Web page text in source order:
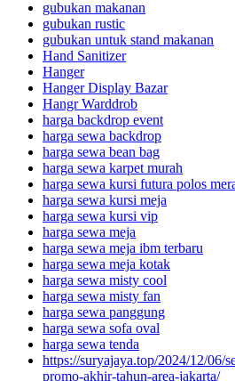
gubukan makanan
gubukan rustic
gubukan untuk stand makanan
Hand Sanitizer
Hanger
Hanger Display Bazar
Hangr Warddrob
harga backdrop event
harga sewa backdrop
harga sewa bean bag
harga sewa karpet murah
harga sewa kursi futura polos
harga sewa kursi meja
harga sewa kursi vip
harga sewa meja
harga sewa meja ibm terbaru
harga sewa meja kotak
harga sewa misty cool
harga sewa misty fan
harga sewa panggung
harga sewa sofa oval
harga sewa tenda
https://suryajaya.top/2024/12/06/
promo-akhir-tahun-area-jakarta/